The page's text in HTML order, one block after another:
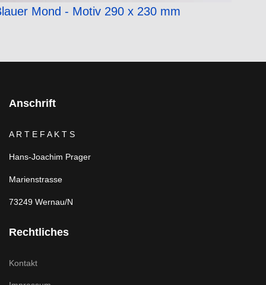
Mond - Motiv 290 x 230 mm
Anschrift
A R T E F A K T S
Hans-Joachim Prager
Marienstrasse
73249 Wernau/N
Rechtliches
Kontakt